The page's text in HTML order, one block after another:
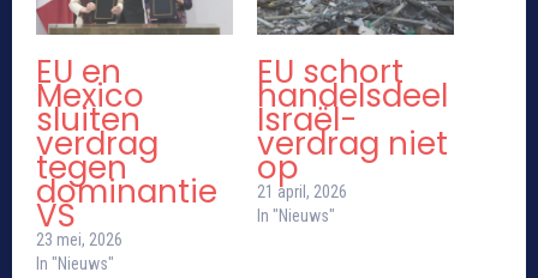
EU en
Mexico
sluiten
verdrag
tegen
dominantie
VS
23 mei, 2026
In "Nieuws"
EU schort
handelsdeel
Israël-
verdrag niet
op
21 april, 2026
In "Nieuws"